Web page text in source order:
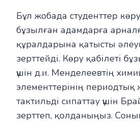
Бұл жобада студенттер көру
бұзылған адамдарға
құралдарына қатысты
зерттейді. Көру қабілеті
үшін д.и. Менделеевтің
элементтерінің периодтық
тактильді сипаттау үшін
зерттеп, қолданыңыз.